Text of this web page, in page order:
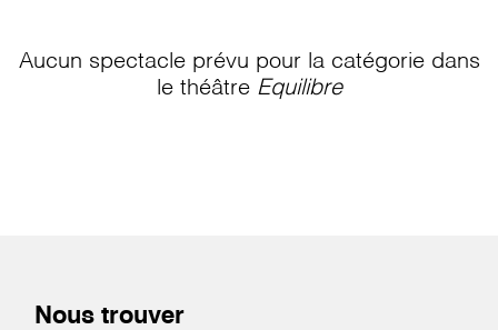
Aucun spectacle prévu pour la catégorie dans
le théâtre Equilibre
Nous trouver